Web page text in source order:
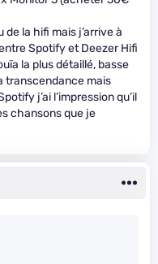
de la hifi mais j’arrive à
Spotify et Deezer Hifi
la plus détaillé, basse
transcendance mais
j’ai l’impression qu’il
chansons que je